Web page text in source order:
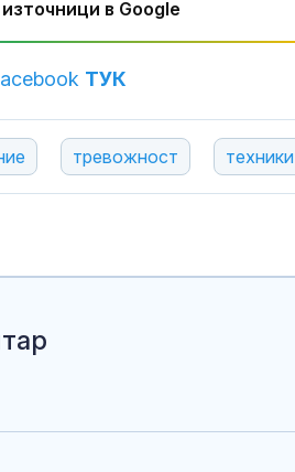
в Google
ТУК
тревожност техники